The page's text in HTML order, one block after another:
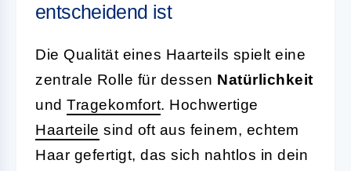
entscheidend ist
Die Qualität eines Haarteils spielt eine
zentrale Rolle für dessen Natürlichkeit
und Tragekomfort. Hochwertige
Haarteile sind oft aus feinem, echtem
Haar gefertigt, das sich nahtlos in dein